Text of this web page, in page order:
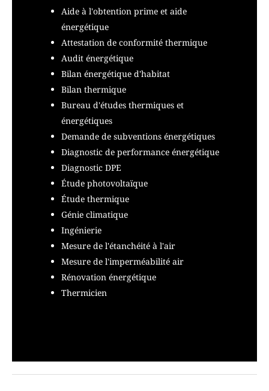
Aide à l'obtention prime et aide
énergétique
Attestation de conformité thermique
Audit énergétique
Bilan énergétique d'habitat
Bilan thermique
Bureau d'études thermiques et
énergétiques
Demande de subventions énergétiques
Diagnostic de performance énergétique
Diagnostic DPE
Étude photovoltaïque
Étude thermique
Génie climatique
Ingénierie
Mesure de l'étanchéité à l'air
Mesure de l'imperméabilité air
Rénovation énergétique
Thermicien